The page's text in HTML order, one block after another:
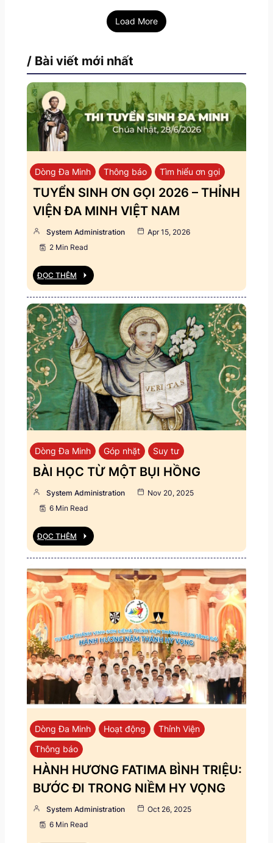
Load More
/ Bài viết mới nhất
Dòng Đa Minh Thông báo Tìm hiểu ơn gọi
TUYỂN SINH ƠN GỌI 2026 – THỈNH
VIỆN ĐA MINH VIỆT NAM
System Administration
Apr 15, 2026
2 Min Read
ĐỌC THÊM
Dòng Đa Minh Góp nhặt Suy tư
BÀI HỌC TỪ MỘT BỤI HỒNG
System Administration
Nov 20, 2025
6 Min Read
ĐỌC THÊM
Dòng Đa Minh Hoạt động
Thỉnh Viện
Thông báo
HÀNH HƯƠNG FATIMA BÌNH TRIỆU:
BƯỚC ĐI TRONG NIỀM HY VỌNG
System Administration
Oct 26, 2025
6 Min Read